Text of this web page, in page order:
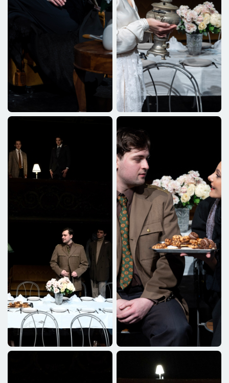
díszlettervező
Sorosi Eszter
jelmeztervező
Zubornyák Emese, Kókai Laura
rendezőasszisztens
Funtek Frigyes
osztályvezető tanárok
Funtek Frigyes, Quintus Konrád